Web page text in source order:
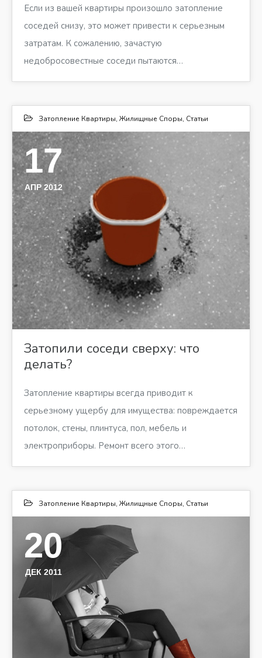
Если из вашей квартиры произошло затопление
соседей снизу, это может привести к серьезным
затратам. К сожалению, зачастую
недобросовестные соседи пытаются…
Затопление Квартиры, Жилищные Споры, Статьи
17
АПР 2012
Затопили соседи сверху: что
делать?
Затопление квартиры всегда приводит к
серьезному ущербу для имущества: повреждается
потолок, стены, плинтуса, пол, мебель и
электроприборы. Ремонт всего этого…
Затопление Квартиры, Жилищные Споры, Статьи
20
ДЕК 2011